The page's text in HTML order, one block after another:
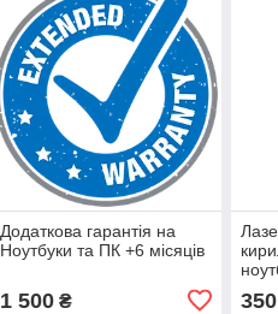
Додаткова гарантія на
Ноутбуки та ПК +6 місяців
1 500₴ 350